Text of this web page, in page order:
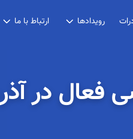
رویدادها ارتباط با ما
در